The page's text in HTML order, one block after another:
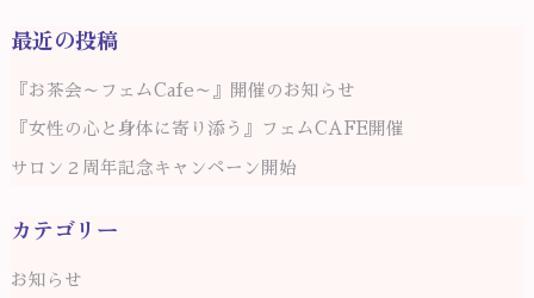
対
象
最近の投稿
『お茶会～フェムCafe～』開催のお知らせ
『女性の心と身体に寄り添う』フェムCAFE開催
サロン２周年記念キャンペーン開始
カテゴリー
お知らせ